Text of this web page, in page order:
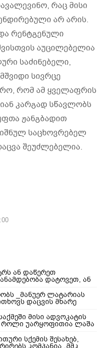
რაც მისი
არ არის.
რენტგენული
აუცილებელია
საძინებელი,
სივრცე
რომ ამ ყველაფრის
კარგად სწავლობს
ჟანგბადით
საცხოვრებელ
შეუძლებელია.
ან დაწერეთ
დატოვეთ, ან
თანამშრომლებს
_მანუერ ლატარიას
დაცვის მხარე
10-წლიანი
მისი ადვოკატის
როლი უარყოფითია ლაშა
სქემის შესახებ,